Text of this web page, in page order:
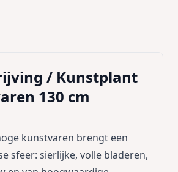
/ Kunstplant
130 cm
kunstvaren brengt een
sfeer: sierlijke, volle bladeren,